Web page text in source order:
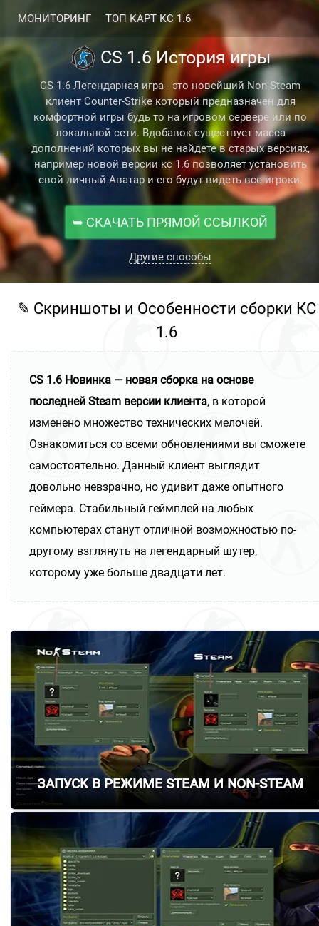
МОНИТОРИНГ ТОП КАРТ КС 1.6
CS 1.6 История игры
CS 1.6 Легендарная игра - это новейший Non-Steam
клиент Counter-Strike который предназначен для
комфортной игры будь то на игровом сервере или по
локальной сети. Вдобавок существует масса
дополнений которых вы не найдете в старых версиях,
например новой версии кс 1.6 позволяет установить
свой личный Аватар и его будут видеть все игроки.
➥ СКАЧАТЬ ПРЯМОЙ ССЫЛКОЙ
Другие способы
✎ Скриншоты и Особенности сборки КС
1.6
CS 1.6 Новинка — новая сборка на основе
последней Steam версии клиента, в которой
изменено множество технических мелочей.
Ознакомиться со всеми обновлениями вы сможете
самостоятельно. Данный клиент выглядит
довольно невзрачно, но удивит даже опытного
геймера. Стабильный геймплей на любых
компьютерах станут отличной возможностью по-
другому взглянуть на легендарный шутер,
которому уже больше двадцати лет.
Запуск в режиме Steam и Non-Steam